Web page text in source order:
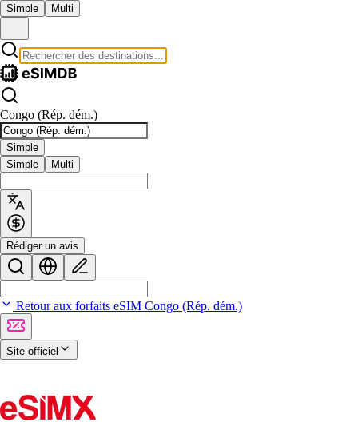
Simple Multi
Congo (Rép. dém.)
Simple
Simple
Multi
Rédiger un avis
Retour aux forfaits eSIM Congo (Rép. dém.)
Site officiel